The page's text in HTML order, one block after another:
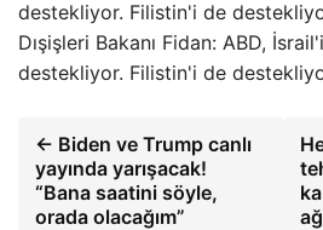
Dışişleri Bakanı Fidan: ABD,
destekliyor. Filistin'i de
← Biden ve Trump canlı
yayında yarışacak!
“Bana saatini söyle,
orada olacağım”